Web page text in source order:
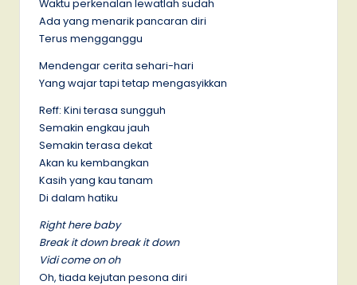
Waktu perkenalan lewatlah sudah
Ada yang menarik pancaran diri
Terus mengganggu
Mendengar cerita sehari-hari
Yang wajar tapi tetap mengasyikkan
Reff: Kini terasa sungguh
Semakin engkau jauh
Semakin terasa dekat
Akan ku kembangkan
Kasih yang kau tanam
Di dalam hatiku
Right here baby
Break it down break it down
Vidi come on oh
Oh, tiada kejutan pesona diri